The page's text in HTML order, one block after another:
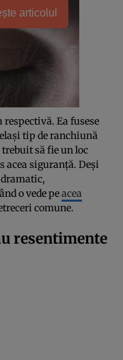
articolul
Ea fusese
tip de ranchiună
să fie un loc
acea siguranță. Deși
o vede peacea
comune.
resentimente